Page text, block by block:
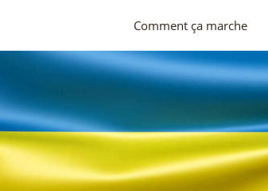
Comment ça marche